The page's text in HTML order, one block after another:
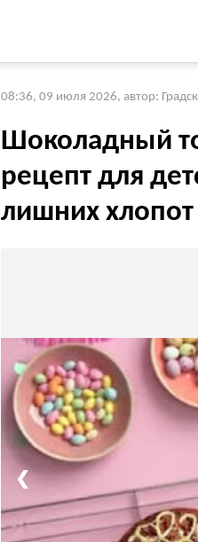
08:36, 09 июля 2026, автор:
Шоколадный
рецепт для
лишних хлопот
❮